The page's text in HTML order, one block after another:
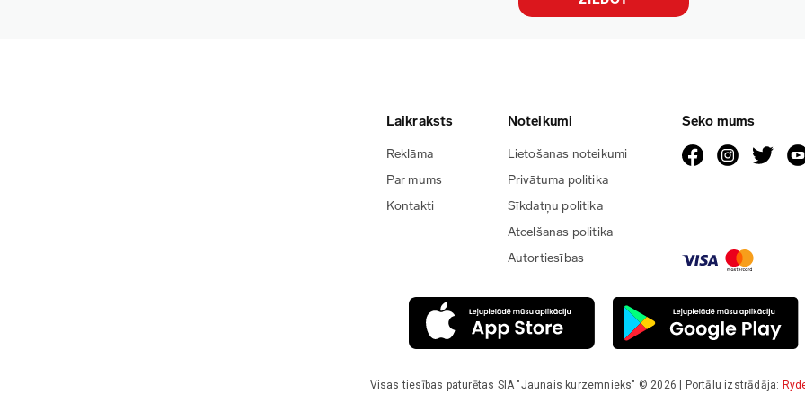
Laikraksts
Reklāma
Par mums
Kontakti
Noteikumi
Lietošanas noteikumi
Privātuma politika
Sīkdatņu politika
Atcelšanas politika
Autortiesības
Seko mums
Visas tiesības paturētas SIA "Jaunais kurzemnieks" © 2026 | Portālu izstrādāja: